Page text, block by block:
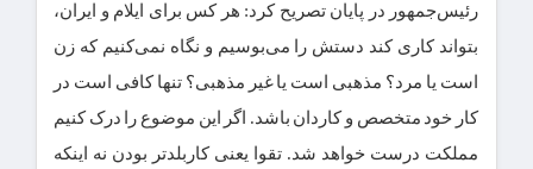
رئیس‌جمهور در پایان تصریح کرد: هر کس برای ایلام و ایران،
بتواند کاری کند دستش را می‌بوسیم و نگاه نمی‌کنیم که زن
است یا مرد؟ مذهبی است یا غیر مذهبی؟ تنها کافی است در
کار خود متخصص و کاردان باشد. اگر این موضوع را درک کنیم
مملکت درست خواهد شد. تقوا یعنی کاربلدتر بودن نه اینکه